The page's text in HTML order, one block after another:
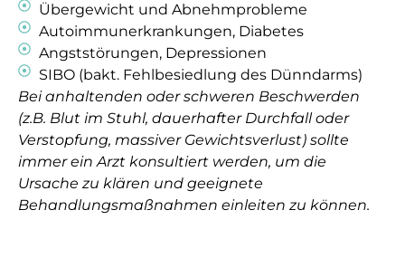
Übergewicht und Abnehmprobleme
Autoimmunerkrankungen, Diabetes
Angststörungen, Depressionen
SIBO (bakt. Fehlbesiedlung des Dünndarms)
Bei anhaltenden oder schweren Beschwerden
(z.B. Blut im Stuhl, dauerhafter Durchfall oder
Verstopfung, massiver Gewichtsverlust) sollte
immer ein Arzt konsultiert werden, um die
Ursache zu klären und geeignete
Behandlungsmaßnahmen einleiten zu können.